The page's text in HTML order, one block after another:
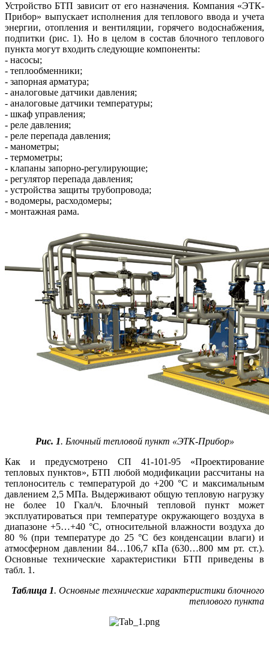
Устройство БТП зависит от его назначения. Компания «ЭТК-
Прибор» выпускает исполнения для теплового ввода и учета
энергии, отопления и вентиляции, горячего водоснабжения,
подпитки (рис. 1). Но в целом в состав блочного теплового
пункта могут входить следующие компоненты:
- насосы;
- теплообменники;
- запорная арматура;
- аналоговые датчики давления;
- аналоговые датчики температуры;
- шкаф управления;
- реле давления;
- реле перепада давления;
- манометры;
- термометры;
- клапаны запорно-регулирующие;
- регулятор перепада давления;
- устройства защиты трубопровода;
- водомеры, расходомеры;
- монтажная рама.
Рис. 1. Блочный тепловой пункт «ЭТК-Прибор»
Как и предусмотрено СП 41-101-95 «Проектирование
тепловых пунктов», БТП любой модификации рассчитаны на
теплоноситель с температурой до +200 °C и максимальным
давлением 2,5 МПа. Выдерживают общую тепловую нагрузку
не более 10 Гкал/ч. Блочный тепловой пункт может
эксплуатироваться при температуре окружающего воздуха в
диапазоне +5…+40 °C, относительной влажности воздуха до
80 % (при температуре до 25 °C без конденсации влаги) и
атмосферном давлении 84…106,7 кПа (630…800 мм рт. ст.).
Основные технические характеристики БТП приведены в
табл. 1.
Таблица 1. Основные технические характеристики блочного
теплового пункта